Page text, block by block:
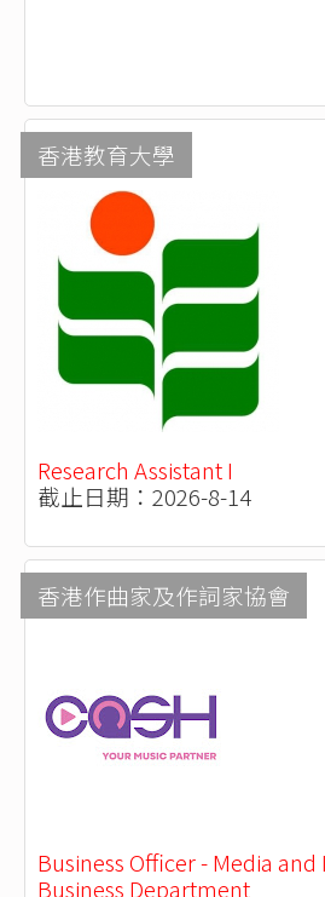
香港教育大學
Research Assistant I
截止日期：2026-8-14
香港作曲家及作詞家協會
Business Officer - Media
Business Department